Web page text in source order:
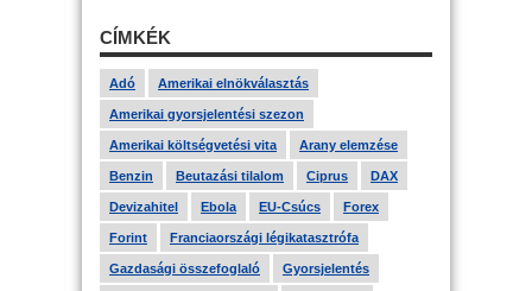
CÍMKÉK
Adó Amerikai elnökválasztás
Amerikai gyorsjelentési szezon
Amerikai költségvetési vita Arany elemzése
Benzin Beutazási tilalom Ciprus DAX
Devizahitel Ebola EU-Csúcs Forex
Forint Franciaországi légikatasztrófa
Gazdasági összefoglaló Gyorsjelentés